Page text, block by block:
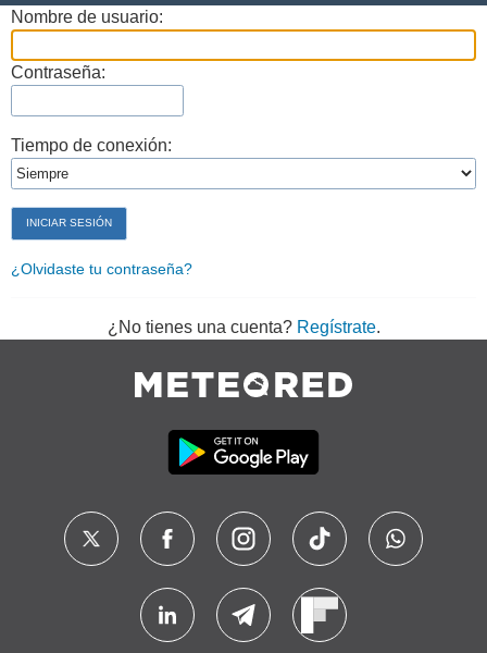
Nombre de usuario:
Contraseña:
Tiempo de conexión:
¿Olvidaste tu contraseña?
¿No tienes una cuenta? Regístrate.